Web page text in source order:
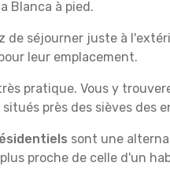
Blanca à pied.
de séjourner juste à
leur emplacement.
pratique. Vous y
près des sièves des
sont une
proche de celle d'un